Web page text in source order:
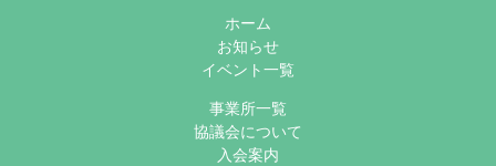
ホーム
お知らせ
イベント一覧
事業所一覧
協議会について
入会案内